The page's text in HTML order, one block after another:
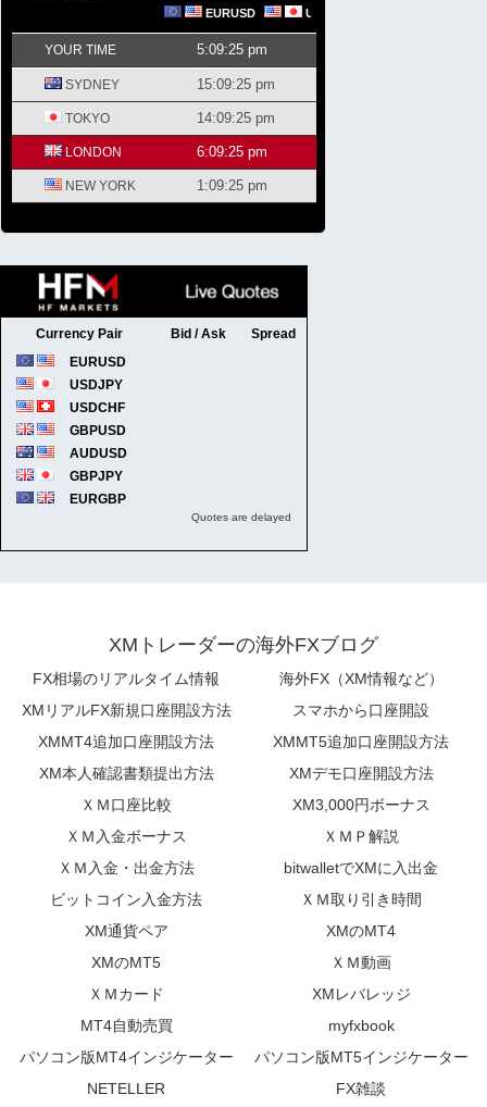
XMトレーダーの海外FXブログ
FX相場のリアルタイム情報
海外FX（XM情報など）
XMリアルFX新規口座開設方法
スマホから口座開設
XMMT4追加口座開設方法
XMMT5追加口座開設方法
XM本人確認書類提出方法
XMデモ口座開設方法
ＸＭ口座比較
XM3,000円ボーナス
ＸＭ入金ボーナス
ＸＭＰ解説
ＸＭ入金・出金方法
bitwalletでXMに入出金
ビットコイン入金方法
ＸＭ取り引き時間
XM通貨ペア
XMのMT4
XMのMT5
ＸＭ動画
ＸＭカード
XMレバレッジ
MT4自動売買
myfxbook
パソコン版MT4インジケーター
パソコン版MT5インジケーター
NETELLER
FX雑談